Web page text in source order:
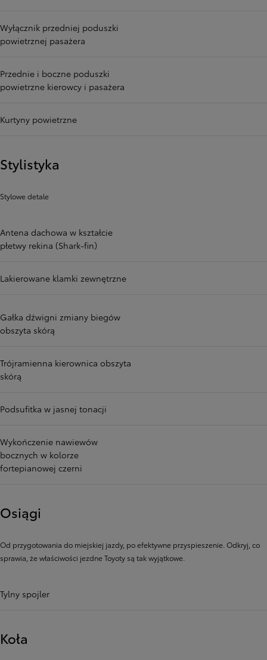
Wyłącznik przedniej poduszki
powietrznej pasażera
Przednie i boczne poduszki
powietrzne kierowcy i pasażera
Kurtyny powietrzne
Stylistyka
Stylowe detale
Antena dachowa w kształcie
płetwy rekina (Shark-fin)
Lakierowane klamki zewnętrzne
Gałka dźwigni zmiany biegów
obszyta skórą
Trójramienna kierownica obszyta
skórą
Podsufitka w jasnej tonacji
Wykończenie nawiewów
bocznych w kolorze
fortepianowej czerni
Osiągi
Od przygotowania do miejskiej jazdy, po efektywne przyspieszenie. Odkryj, co
sprawia, że ​​właściwości jezdne Toyoty są tak wyjątkowe.
Tylny spojler
Koła